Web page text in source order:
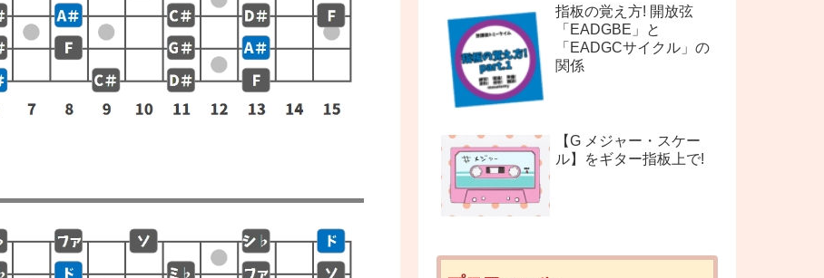
指板の覚え方! 開放弦
「EADGBE」と
「EADGCサイクル」の
関係
【G メジャー・スケー
ル】をギター指板上で!